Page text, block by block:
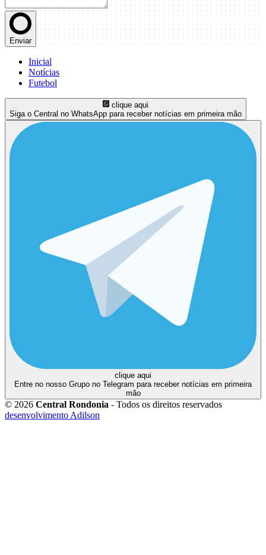
Enviar
Inicial
Notícias
Futebol
clique aqui
Siga o Central no WhatsApp para receber notícias em primeira mão
clique aqui
Entre no nosso Grupo no Telegram para receber notícias em primeira
mão
© 2026 Central Rondonia - Todos os direitos reservados
desenvolvimento Adilson